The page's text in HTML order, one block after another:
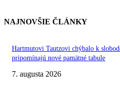
NAJNOVŠIE ČLÁNKY
Hartmutovi Tautzovi chýbalo k
pripomínajú nové pamätné tabule
7. augusta 2026